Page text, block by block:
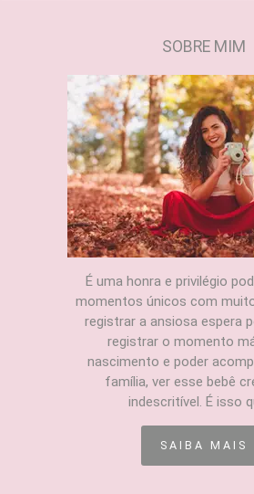
SOBRE MIM
É uma honra e privilégio
momentos únicos com
registrar a ansiosa espera
registrar o momento
nascimento e poder
família, ver esse bebê
indescritível. É isso
SAIBA MAIS